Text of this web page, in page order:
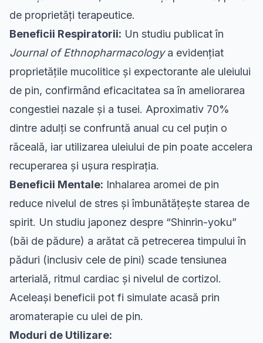
de proprietăți terapeutice.
Beneficii Respiratorii: Un studiu publicat în
Journal of Ethnopharmacologya evidențiat
proprietățile mucolitice și expectorante ale uleiului
de pin, confirmând eficacitatea sa în ameliorarea
congestiei nazale și a tusei. Aproximativ 70%
dintre adulți se confruntă anual cu cel puțin o
răceală, iar utilizarea uleiului de pin poate accelera
recuperarea și ușura respirația.
Beneficii Mentale: Inhalarea aromei de pin
reduce nivelul de stres și îmbunătățește starea de
spirit. Un studiu japonez despre “Shinrin-yoku”
(băi de pădure) a arătat că petrecerea timpului în
păduri (inclusiv cele de pini) scade tensiunea
arterială, ritmul cardiac și nivelul de cortizol.
Aceleași beneficii pot fi simulate acasă prin
aromaterapie cu ulei de pin.
Moduri de Utilizare: